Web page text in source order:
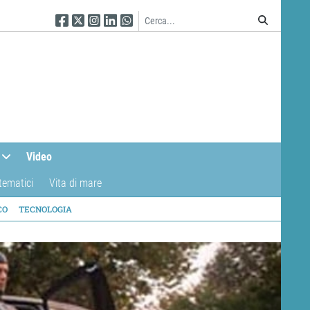
Seguici su Facebook
Seguici su Twitter
Seguici su Instagram
Seguici su Linkedin
Seguici su WhatsApp
Video
Vita di mare
TECNOLOGIA